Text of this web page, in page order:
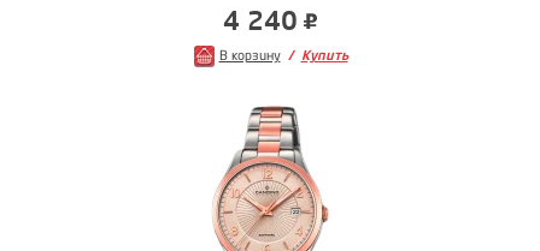
4 240
В корзину Купить